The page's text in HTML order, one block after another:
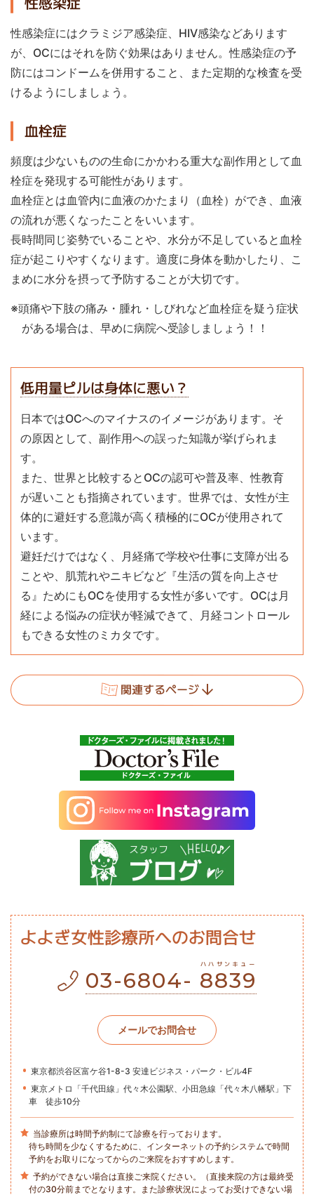
性感染症にはクラミジア感染症、HIV感染などあります
が、OCにはそれを防ぐ効果はありません。性感染症の予
防にはコンドームを併用すること、また定期的な検査を受
けるようにしましょう。
血栓症
頻度は少ないものの生命にかかわる重大な副作用として血
栓症を発現する可能性があります。
血栓症とは血管内に血液のかたまり（血栓）ができ、血液
の流れが悪くなったことをいいます。
長時間同じ姿勢でいることや、水分が不足していると血栓
症が起こりやすくなります。適度に身体を動かしたり、こ
まめに水分を摂って予防することが大切です。
※頭痛や下肢の痛み・腫れ・しびれなど血栓症を疑う症状
がある場合は、早めに病院へ受診しましょう！！
低用量ピルは身体に悪い？
日本ではOCへのマイナスのイメージがあります。そ
の原因として、副作用への誤った知識が挙げられま
す。
また、世界と比較するとOCの認可や普及率、性教育
が遅いことも指摘されています。世界では、女性が主
体的に避妊する意識が高く積極的にOCが使用されて
います。
避妊だけではなく、月経痛で学校や仕事に支障が出る
ことや、肌荒れやニキビなど『生活の質を向上させ
る』ためにもOCを使用する女性が多いです。OCは月
経による悩みの症状が軽減できて、月経コントロール
もできる女性のミカタです。
関連するページ
よよぎ女性診療所へのお問合せ
03-6804- 8839
ハハサンキュー
メールでお問合せ
東京都渋谷区富ケ谷1-8-3 安達ビジネス・パーク・ビル4F
東京メトロ「千代田線」代々木公園駅、小田急線「代々木八幡駅」下
車 徒歩10分
当診療所は時間予約制にて診療を行っております。
待ち時間を少なくするために、インターネットの予約システムで時間
予約をお取りになってからのご来院をおすすめします。
予約ができない場合は直接ご来院ください。（直接来院の方は最終受
付の30分前までとなります。また診療状況によってお受けできない場